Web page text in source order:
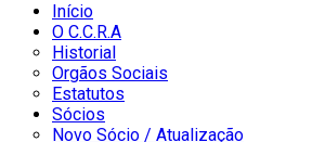
Início
O C.C.R.A
Historial
Orgãos Sociais
Estatutos
Sócios
Novo Sócio / Atualização